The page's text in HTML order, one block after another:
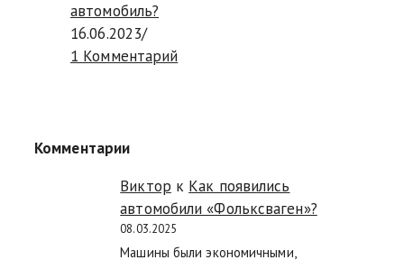
автомобиль?
16.06.2023/
1 Комментарий
Комментарии
Виктор к Как появились
автомобили «Фольксваген»?
08.03.2025
Машины были экономичными,